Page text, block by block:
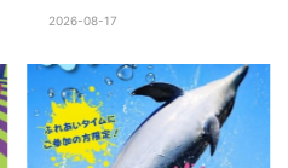
2026-08-17